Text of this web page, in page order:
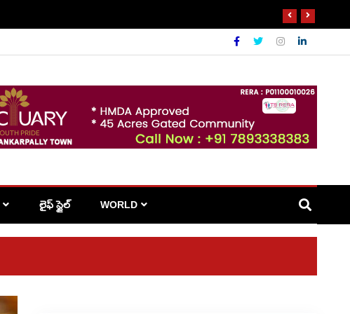
లైఫ్ స్టైల్ WORLD